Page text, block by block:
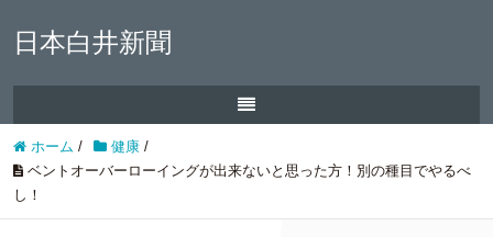
日本白井新聞
ホーム / 健康 /
ベントオーバーローイングが出来ないと思った方！別の種目でやるべ
し！